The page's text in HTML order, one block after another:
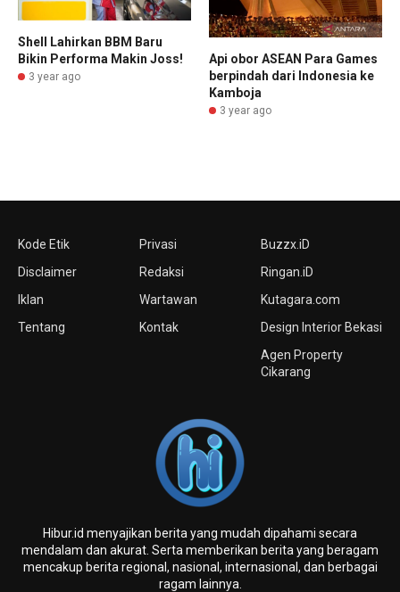
Shell Lahirkan BBM Baru
Bikin Performa Makin Joss!
3 year ago
Api obor ASEAN Para Games
berpindah dari Indonesia ke
Kamboja
3 year ago
Kode Etik
Disclaimer
Iklan
Tentang
Privasi
Redaksi
Wartawan
Kontak
Buzzx.iD
Ringan.iD
Kutagara.com
Design Interior Bekasi
Agen Property
Cikarang
Hibur.id menyajikan berita yang mudah dipahami secara
mendalam dan akurat. Serta memberikan berita yang beragam
mencakup berita regional, nasional, internasional, dan berbagai
ragam lainnya.